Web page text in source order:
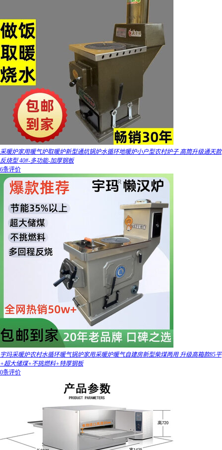
采暖炉家用暖气炉取暖炉新型通炕锅炉水循环地暖炉小户型农村炉子 高筒升级通天款
反烧型 40#-多功能-加厚钢板
6条评价
宇玛采暖炉农村水循环暖气锅炉家用采暖炉暖气自建房新型柴煤两用 升级高箱款85平
+超大储煤+不挑燃料+特厚钢板
0条评价